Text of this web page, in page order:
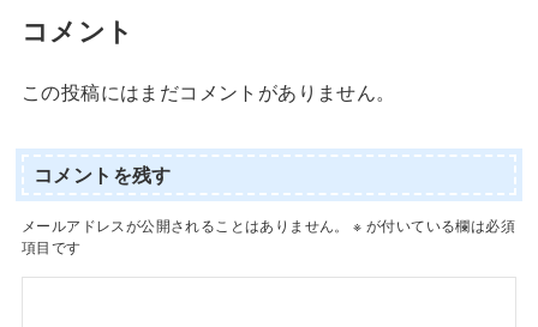
コメント
この投稿にはまだコメントがありません。
コメントを残す
メールアドレスが公開されることはありません。 ※ が付いている欄は必須
項目です